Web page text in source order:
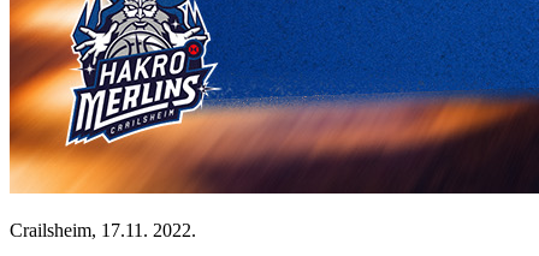
Crailsheim, 17.11. 2022.